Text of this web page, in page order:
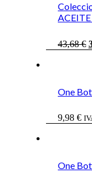
43,68€
One
9,98 €
One